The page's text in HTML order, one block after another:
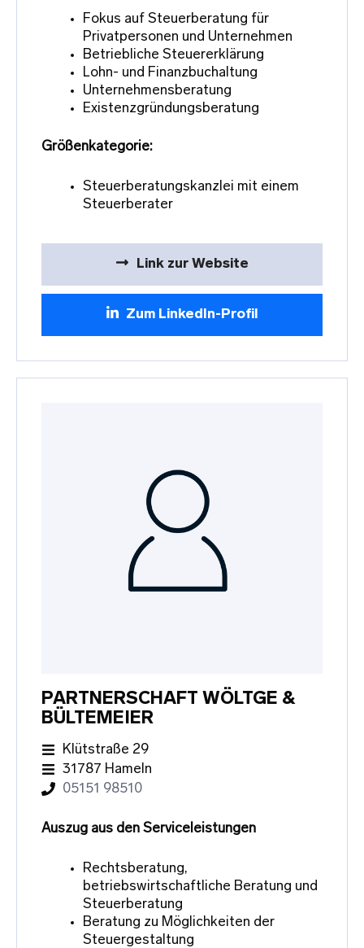
Fokus auf Steuerberatung für
Privatpersonen und Unternehmen
Betriebliche Steuererklärung
Lohn- und Finanzbuchaltung
Unternehmensberatung
Existenzgründungsberatung
Größenkategorie:
Steuerberatungskanzlei mit einem
Steuerberater
Link zur Website
Zum LinkedIn-Profil
PARTNERSCHAFT WÖLTGE &
BÜLTEMEIER
Klütstraße 29
31787 Hameln
05151 98510
Auszug aus den Serviceleistungen
Rechtsberatung,
betriebswirtschaftliche Beratung und
Steuerberatung
Beratung zu Möglichkeiten der
Steuergestaltung